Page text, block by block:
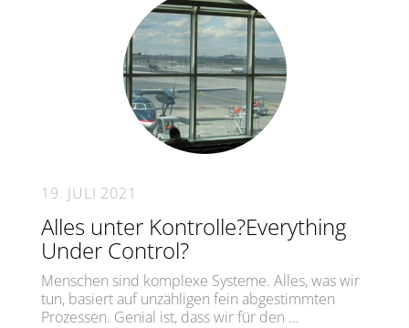
19. JULI 2021
Alles unter Kontrolle?Everything
Under Control?
Menschen sind komplexe Systeme. Alles, was wir
tun, basiert auf unzähligen fein abgestimmten
Prozessen. Genial ist, dass wir für den …